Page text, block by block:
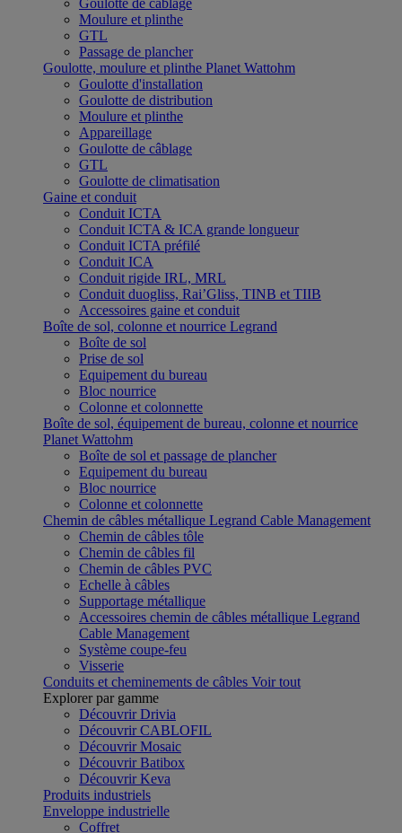
Goulotte de câblage
Moulure et plinthe
GTL
Passage de plancher
Goulotte, moulure et plinthe Planet Wattohm
Goulotte d'installation
Goulotte de distribution
Moulure et plinthe
Appareillage
Goulotte de câblage
GTL
Goulotte de climatisation
Gaine et conduit
Conduit ICTA
Conduit ICTA & ICA grande longueur
Conduit ICTA préfilé
Conduit ICA
Conduit rigide IRL, MRL
Conduit duogliss, Rai’Gliss, TINB et TIIB
Accessoires gaine et conduit
Boîte de sol, colonne et nourrice Legrand
Boîte de sol
Prise de sol
Equipement du bureau
Bloc nourrice
Colonne et colonnette
Boîte de sol, équipement de bureau, colonne et nourrice
Planet Wattohm
Boîte de sol et passage de plancher
Equipement du bureau
Bloc nourrice
Colonne et colonnette
Chemin de câbles métallique Legrand Cable Management
Chemin de câbles tôle
Chemin de câbles fil
Chemin de câbles PVC
Echelle à câbles
Supportage métallique
Accessoires chemin de câbles métallique Legrand
Cable Management
Système coupe-feu
Visserie
Conduits et cheminements de câbles Voir tout
Explorer par gamme
Découvrir Drivia
Découvrir CABLOFIL
Découvrir Mosaic
Découvrir Batibox
Découvrir Keva
Produits industriels
Enveloppe industrielle
Coffret